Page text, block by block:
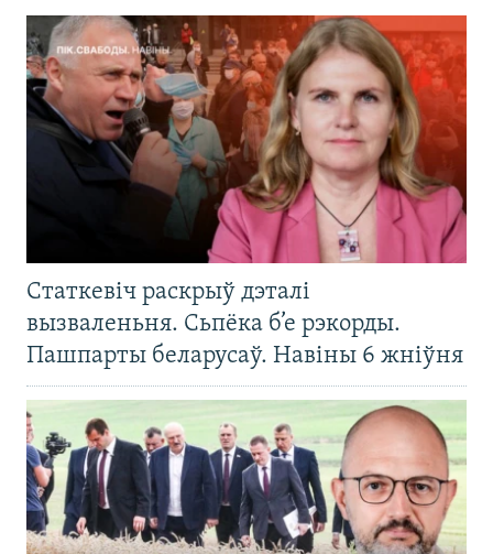
Статкевіч раскрыў дэталі
вызваленьня. Сьпёка б’е рэкорды.
Пашпарты беларусаў. Навіны 6 жніўня